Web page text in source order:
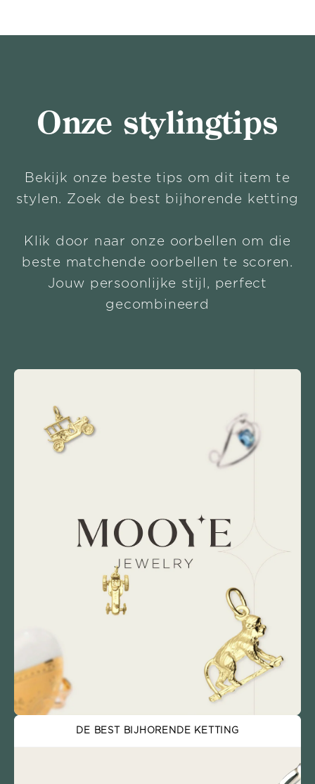
Onze stylingtips
Bekijk onze beste tips om dit item te
stylen. Zoek de best bijhorende ketting
Klik door naar onze oorbellen om die
beste matchende oorbellen te scoren.
Jouw persoonlijke stijl, perfect
gecombineerd
DE BEST BIJHORENDE KETTING